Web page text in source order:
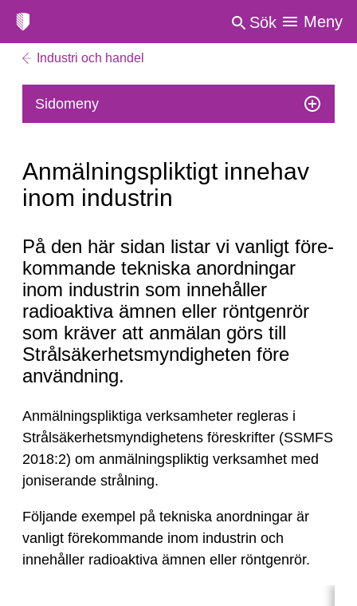
Sök Meny
Industri och handel
Sidomeny
Anmälningspliktigt innehav
inom industrin
Anmälningspliktigt
innehav
inom
industrin
På den här sidan listar vi vanligt före­
kommande tekniska anordningar
inom industri­n som innehåller
radioaktiva ämnen eller röntgenrör
som kräver att anmälan görs till
Strålsäkerhetsmyndigheten före
användning.
Anmälningspliktiga verksamheter regleras i
Strålsäkerhetsmyndighetens föreskrifter (SSMFS
2018:2) om anmälningspliktig verksamhet med
joniserande strålning.
Följande exempel på tekniska anordningar är
vanligt förekommande inom industrin och
innehåller radioaktiva ämnen eller röntgenrör.